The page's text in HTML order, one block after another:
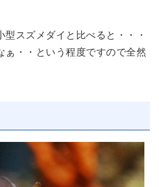
スズメダイと比べると・・・
ぁ・・という程度ですので全然